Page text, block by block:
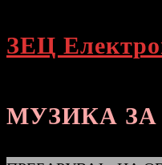
ЗЕЦ
МУЗИКА ЗА